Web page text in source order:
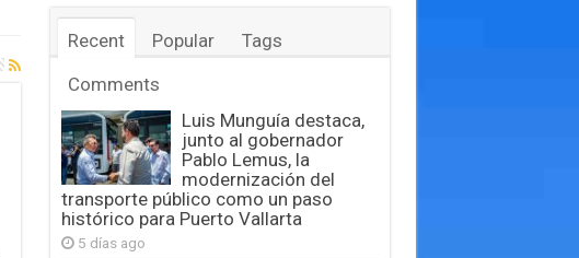
Recent Popular
Tags
Comments
Luis Munguía destaca,
junto al gobernador
Pablo Lemus, la
modernización del
transporte público como un paso
histórico para Puerto Vallarta
5 días ago